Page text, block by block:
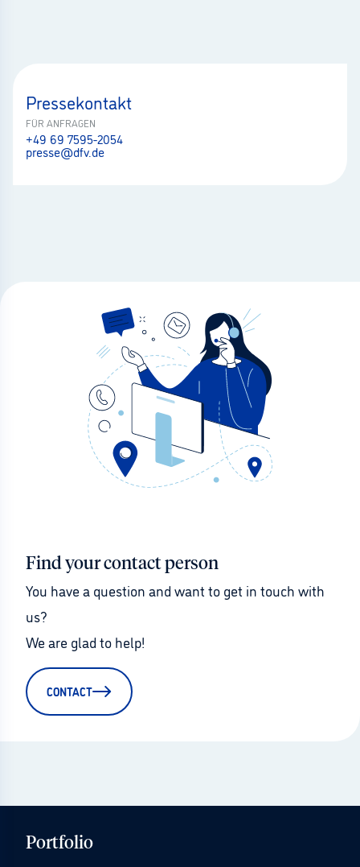
Pressekontakt
FÜR ANFRAGEN
+49 69 7595-2054
presse@dfv.de
Find your contact person
You have a question and want to get in touch with
us?
We are glad to help!
CONTACT
Portfolio